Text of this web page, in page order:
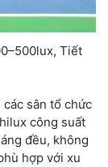
Tiết
sân tổ chức
công suất
đều, không
hợp với xu